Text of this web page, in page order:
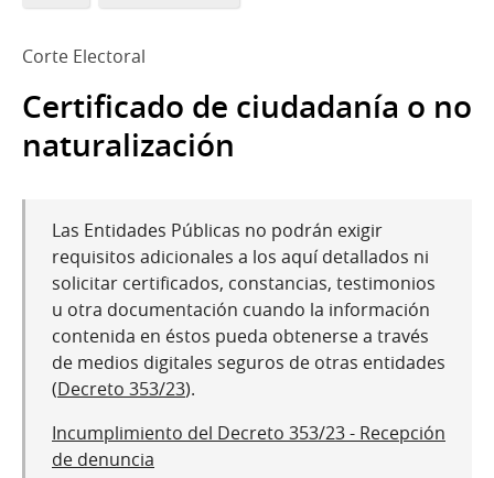
Corte Electoral
Certificado de ciudadanía o no
naturalización
Las Entidades Públicas no podrán exigir
requisitos adicionales a los aquí detallados ni
solicitar certificados, constancias, testimonios
u otra documentación cuando la información
contenida en éstos pueda obtenerse a través
de medios digitales seguros de otras entidades
(Decreto 353/23).
Incumplimiento del Decreto 353/23 - Recepción
de denuncia